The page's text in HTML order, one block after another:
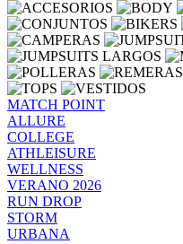
MATCH POINT
ALLURE
COLLEGE
ATHLEISURE
WELLNESS
VERANO 2026
RUN DROP
STORM
URBANA